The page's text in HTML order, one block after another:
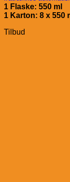
1 Flaske: 550 ml
1 Karton: 8 x 550
Tilbud